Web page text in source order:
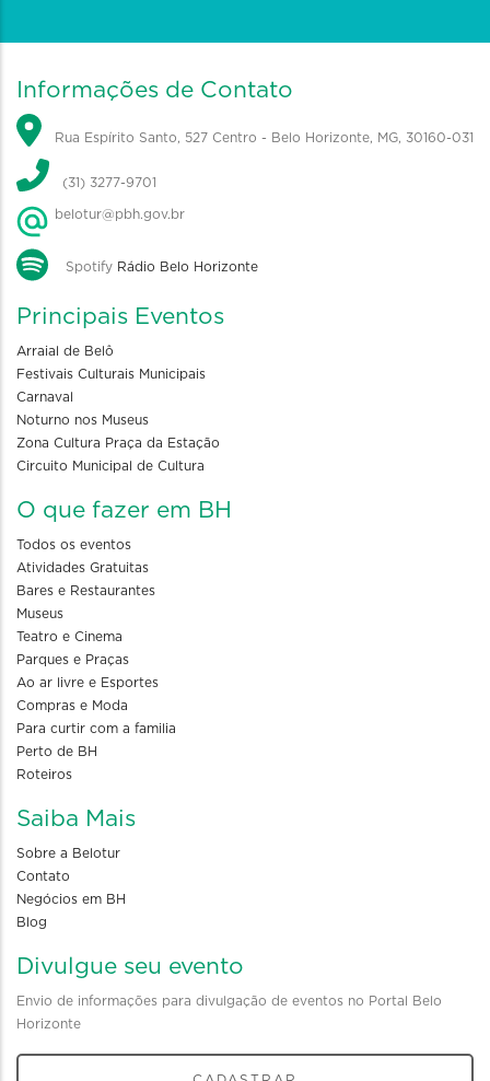
Informações de Contato
Rua Espírito Santo, 527 Centro - Belo Horizonte, MG, 30160-031
(31) 3277-9701
belotur@pbh.gov.br
Spotify Rádio Belo Horizonte
Principais Eventos
Arraial de Belô
Festivais Culturais Municipais
Carnaval
Noturno nos Museus
Zona Cultura Praça da Estação
Circuito Municipal de Cultura
O que fazer em BH
Todos os eventos
Atividades Gratuitas
Bares e Restaurantes
Museus
Teatro e Cinema
Parques e Praças
Ao ar livre e Esportes
Compras e Moda
Para curtir com a familia
Perto de BH
Roteiros
Saiba Mais
Sobre a Belotur
Contato
Negócios em BH
Blog
Divulgue seu evento
Envio de informações para divulgação de eventos no Portal Belo
Horizonte